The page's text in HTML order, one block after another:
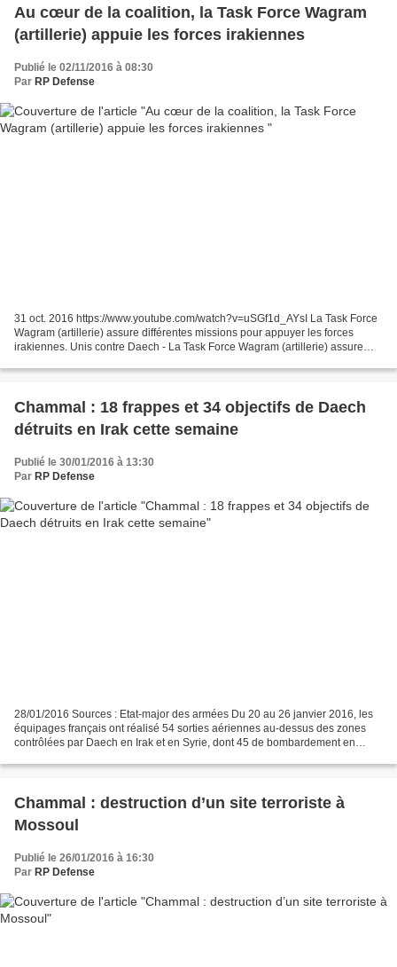
Au cœur de la coalition, la Task Force Wagram
(artillerie) appuie les forces irakiennes
Publié le 02/11/2016 à 08:30
Par RP Defense
31 oct. 2016 https://www.youtube.com/watch?v=uSGf1d_AYsI La Task Force
Wagram (artillerie) assure différentes missions pour appuyer les forces
irakiennes. Unis contre Daech - La Task Force Wagram (artillerie) assure
Chammal : 18 frappes et 34 objectifs de Daech
détruits en Irak cette semaine
Publié le 30/01/2016 à 13:30
Par RP Defense
28/01/2016 Sources : Etat-major des armées Du 20 au 26 janvier 2016, les
équipages français ont réalisé 54 sorties aériennes au-dessus des zones
contrôlées par Daech en Irak et en Syrie, dont 45 de bombardement en
Chammal : destruction d’un site terroriste à
Mossoul
Publié le 26/01/2016 à 16:30
Par RP Defense